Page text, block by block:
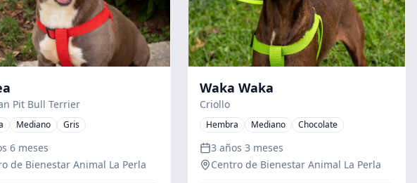
Pit Bull Terrier
Mediano Gris
6 meses
de Bienestar Animal La Perla
Waka Waka
Criollo
Hembra Mediano Chocolate
3 años 3 meses
Centro de Bienestar Animal La Perla